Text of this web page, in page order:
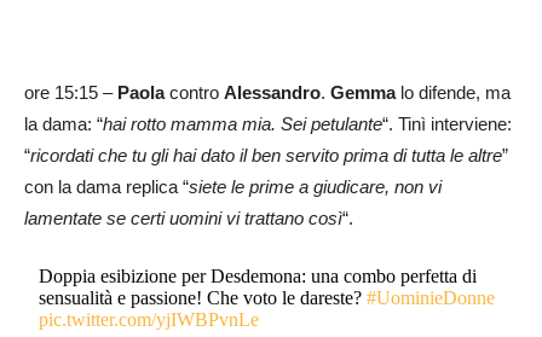
ore 15:15 – Paolacontro Alessandro. Gemmalo difende, ma
la dama: “hai rotto mamma mia. Sei petulante“. Tinì interviene:
“ricordati che tu gli hai dato il ben servito prima di tutta le altre”
con la dama replica “siete le prime a giudicare, non vi
lamentate se certi uomini vi trattano così“.
Doppia esibizione per Desdemona: una combo perfetta di
sensualità e passione! Che voto le dareste?#UominieDonne
pic.twitter.com/yjIWBPvnLe